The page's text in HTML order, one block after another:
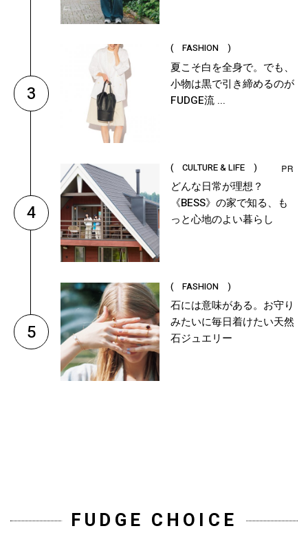
3
( FASHION )
夏こそ白を全身で。でも、
小物は黒で引き締めるのが
FUDGE流 ...
4
( CULTURE & LIFE )
どんな日常が理想？
《BESS》の家で知る、も
っと心地のよい暮らし
5
( FASHION )
石には意味がある。お守り
みたいに毎日着けたい天然
石ジュエリー
FUDGE CHOICE